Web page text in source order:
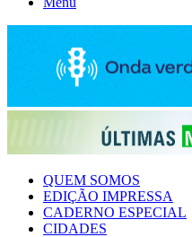
QUEM SOMOS
EDIÇÃO IMPRESSA
CADERNO ESPECIAL
CIDADES